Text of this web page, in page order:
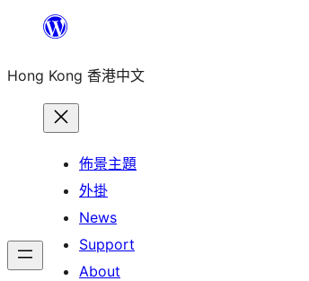
主
Hong Kong 香港中文
佈景主題
外掛
News
Support
About